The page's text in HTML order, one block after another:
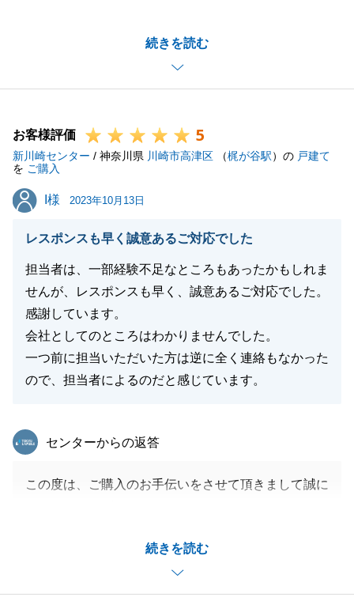
続きを読む
手際で大変ご不安にさせてしまいましたこと、仲介担
当としまして、心よりお詫び申し上げます。
お引き渡し後の修繕に関しましても、何かございまし
また、今後とも何かご相談事がございましたら、お気
軽にご連絡いただけますと幸いです。
引き続き末永いお付き合いのほど、何卒よろしくお願
い申し上げます。
閉じる
お客様評価 5
新川崎センター / 神奈川県 川崎市高津区 （梶が谷駅）の 戸建て
を ご購入
I様
I様 2023年10月13日
レスポンスも早く誠意あるご対応でした
担当者は、一部経験不足なところもあったかもしれま
せんが、レスポンスも早く、誠意あるご対応でした。
感謝しています。
会社としてのところはわかりませんでした。
一つ前に担当いただいた方は逆に全く連絡もなかった
ので、担当者によるのだと感じています。
続きを読む
東急リバブル
センターからの返答
この度は、ご購入のお手伝いをさせて頂きまして誠に
また、なにかお手伝いできることがございましたらお